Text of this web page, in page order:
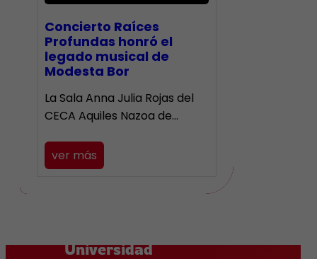
​Concierto Raíces
Profundas honró el
legado musical de
Modesta Bor
La Sala Anna Julia Rojas del
CECA Aquiles Nazoa de…
ver más
Universidad